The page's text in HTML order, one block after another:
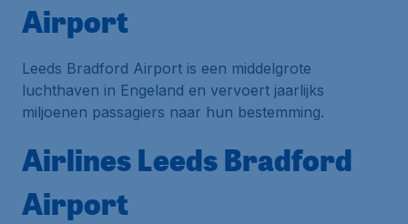
Airport
Leeds Bradford Airport is een middelgrote
luchthaven in Engeland en vervoert jaarlijks
miljoenen passagiers naar hun bestemming.
Airlines Leeds Bradford
Airport